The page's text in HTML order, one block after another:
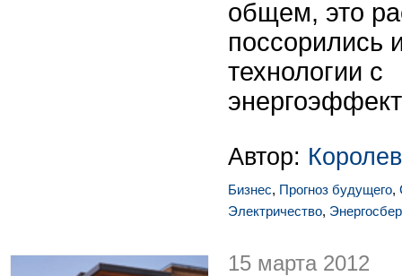
общем, это
поссорились
технологии с
Автор:
Бизнес, Прогноз будущего,
Электричество,
15 марта 2012